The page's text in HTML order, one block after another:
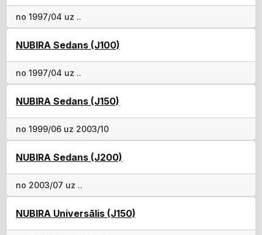
no 1997/04 uz ..
NUBIRA Sedans (J100)
no 1997/04 uz ..
NUBIRA Sedans (J150)
no 1999/06 uz 2003/10
NUBIRA Sedans (J200)
no 2003/07 uz ..
NUBIRA Universālis (J150)